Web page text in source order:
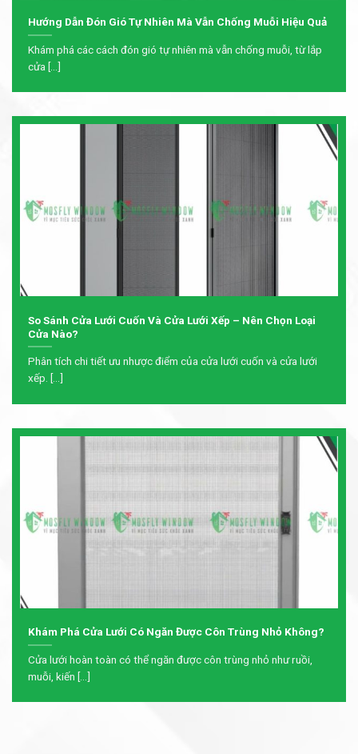
Hướng Dẫn Đón Gió Tự Nhiên Mà Vẫn Chống Muỗi Hiệu Quả
Khám phá các cách đón gió tự nhiên mà vẫn chống muỗi, từ lắp
cửa [...]
So Sánh Cửa Lưới Cuốn Và Cửa Lưới Xếp – Nên Chọn Loại
Cửa Nào?
Phân tích chi tiết ưu nhược điểm của cửa lưới cuốn và cửa lưới
xếp. [...]
Khám Phá Cửa Lưới Có Ngăn Được Côn Trùng Nhỏ Không?
Cửa lưới hoàn toàn có thể ngăn được côn trùng nhỏ như ruồi,
muỗi, kiến [...]